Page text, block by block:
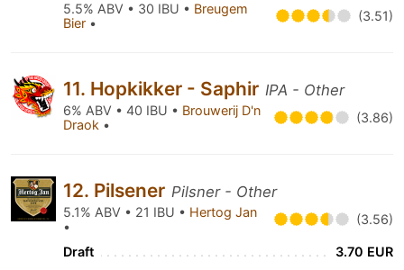
5.5% ABV • 30 IBU • Breugem
Bier • (3.51)
11. Hopkikker - Saphir IPA - Other
6% ABV • 40 IBU • Brouwerij D'n
Draok • (3.86)
12. Pilsener Pilsner - Other
5.1% ABV • 21 IBU • Hertog Jan
•
(3.56)
Draft 3.70 EUR